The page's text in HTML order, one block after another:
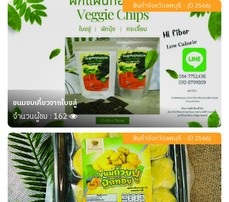
สินค้าจังหวัดลพบุรี - (ปี 2566)
ขนมขบเคี้ยวจากใบขลู่
จำนวนผู้ชม : 162
สินค้าจังหวัดลพบุรี - (ปี 2566)